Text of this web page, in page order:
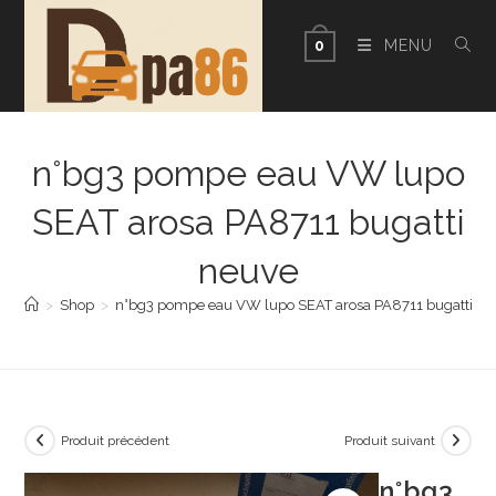
0 MENU
n°bg3 pompe eau VW lupo
SEAT arosa PA8711 bugatti
neuve
> Shop > n°bg3 pompe eau VW lupo SEAT arosa PA8711 bugatti
Produit précédent Produit suivant